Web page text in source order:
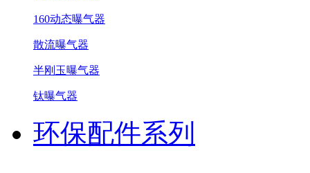
160动态曝气器
散流曝气器
半刚玉曝气器
钛曝气器
环保配件系列